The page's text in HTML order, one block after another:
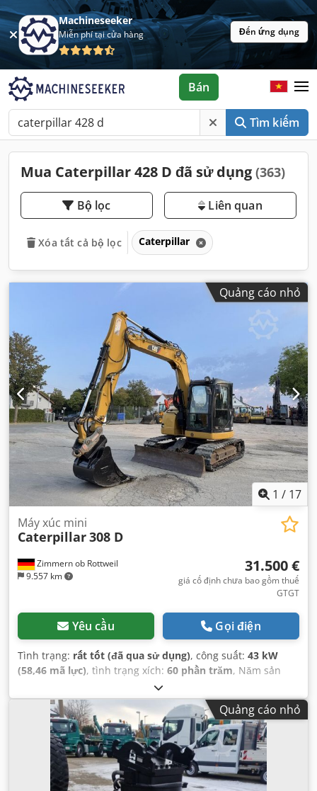
Machineseeker
Miễn phí tại cửa hàng Đến ứng dụng
Tìm kiếm
Bán
Mua Caterpillar 428 D đã sử dụng (363)
Bộ lọc Liên quan
Xóa tất cả bộ lọc Caterpillar
Quảng cáo nhỏ
1 / 17
Zimmern ob Rottweil
9.557 km
Máy xúc mini
Caterpillar308 D
31.500 €
giá cố định chưa bao gồm thuế
GTGT
Yêu cầu Gọi điện
Tình trạng: rất tốt (đã qua sử dụng), công suất: 43 kW
(58,46 mã lực), tình trạng xích: 60 phần trăm, Năm sản
8.204 h
điều hòa không khí,
Quảng cáo nhỏ